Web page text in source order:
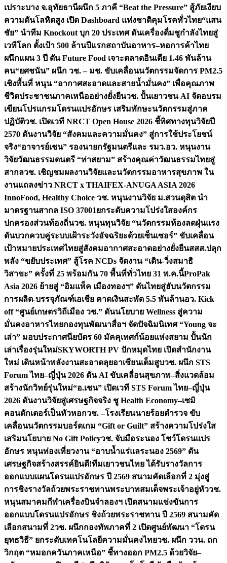
เปราะบาง จ.อุทัยธานีผนึก 5 ภาคี “Beat the Pressure” สู้ภัยเงียบ
ความดันโลหิตสูง เปิด Dashboard แห่งชาติคุมโรคทั่วไทย“แสน
ชัย” นำทีม Knockout บุก 20 ประเทศ ดันเครื่องดื่มชูกำลังไทยสู่
เวทีโลก ตั้งเป้า 500 ล้านปีแรกสถาบันอาหาร–หอการค้าไทย
ผนึกแผน 3 ปี ดัน Future Food เจาะตลาดอินเดีย 1.46 พันล้าน
คน“ยศชนัน” ผนึก วช. – มช. ขับเคลื่อนนวัตกรรมจัดการ PM2.5
เชิงพื้นที่ หนุน “อากาศสะอาดและสายน้ำมั่นคง” เพื่อคุณภาพ
ชีวิตประชาชนภาคเหนืออย่างยั่งยืนวช. ปั้นเยาวชน AI จัดอบรม
เขียนโปรแกรมโดรนแปรอักษร เสริมทักษะนวัตกรรมสู่ภาค
ปฏิบัติวช. เปิดเวที NRCT Open House 2026 ชี้ทิศทางทุนวิจัยปี
2570 ดันงานวิจัย “สังคมและความมั่นคง” สู่การใช้ประโยชน์
จริง“อาจารย์เชน” รองนายกรัฐมนตรีและ รมว.อว. หนุนงาน
วิจัยวัฒนธรรมดนตรี “ท่าสยาม” สร้างคุณค่าวัฒนธรรมไทยสู่
สากลวช. เชิญชมผลงานวิจัยและนวัตกรรมอาหารสุขภาพ ใน
งานแถลงข่าว NRCT x THAIFEX-ANUGA ASIA 2026
InnoFood, Healthy Choice วช. หนุนงานวิจัย ม.สวนดุสิต นำ
มาตรฐานสากล ISO 37001ยกระดับความโปร่งใสองค์กร
ปกครองส่วนท้องถิ่นวช. หนุนทุนวิจัย “นวัตกรรมห้องลดฝุ่นแรง
ดันบวกควบคู่ระบบเฝ้าระวังอัจฉริยะด้วยเซ็นเซอร์” ขับเคลื่อน
เป้าหมายประเทศไทยสู่สังคมอากาศสะอาดอย่างยั่งยืนสสส.ปลุก
พลัง “ขยับประเทศ” สู้โรค NCDs จัดงาน “เดิน-วิ่งสมาธิ
วิสาขะ” ครั้งที่ 25 พร้อมกัน 70 พื้นที่ทั่วไทย 31 พ.ค.นี้ProPak
Asia 2026 ย้ายสู่ “อิมแพ็ค เมืองทองฯ” ดันไทยสู่ฮับนวัตกรรม
การผลิต-บรรจุภัณฑ์เอเชีย คาดเงินสะพัด 5.5 พันล้านอว. Kick
off “ศูนย์เกษตรวิถีเมือง วช.” ดันนโยบาย Wellness สู่ความ
มั่นคงอาหารไทยกองทุนพัฒนาสื่อฯ จัดปัจฉิมนิเทศ “Young จะ
เล่า” มอบประกาศนียบัตร 60 มัคคุเทศก์น้อยแห่งสยาม ปั้นนัก
เล่าเรื่องรุ่นใหม่SKYWORTH PV ปักหมุดไทย เปิดสำนักงาน
ใหม่ เดินหน้าพลังงานสะอาดลุยอาเซียนเต็มสูบวช. ผนึก STS
Forum ไทย–ญี่ปุ่น 2026 ดัน AI ขับเคลื่อนสุขภาพ–สิ่งแวดล้อม
สร้างนักวิทย์รุ่นใหม่“อ.เชน” เปิดเวที STS Forum ไทย–ญี่ปุ่น
2026 ดันงานวิจัยสู่เศรษฐกิจจริง ชู Health Economy–เซมิ
คอนดักเตอร์เป็นหัวหอกวช. –โรงเรียนนายร้อยตำรวจ ขับ
เคลื่อนนวัตกรรมบอร์ดเกม “Gift or Guilt” สร้างความโปร่งใส
เสริมนโยบาย No Gift Policyวช. จับมือระนอง โชว์โดรนแปร
อักษร หนุนท่องเที่ยวงาน “อาบน้ำแร่แลระนอง 2569” ดัน
เศรษฐกิจสร้างสรรค์ยินดี!ทีมเยาวชนไทย ได้รับรางวัลการ
ออกแบบแผนโดรนแปรอักษร ปี 2569 สนามคัดเลือกที่ 2 มุ่งสู่
การชิงรางวัลถ้วยพระราชทานพระบาทสมเด็จพระเจ้าอยู่หัววช.
หนุนสมาคมกีฬาเครื่องบินจำลองฯ เปิดสนามแข่งขันการ
ออกแบบโดรนแปรอักษร ชิงถ้วยพระราชทาน ปี 2569 สนามคัด
เลือกสนามที่ 2วช. ผนึกกองทัพภาคที่ 2 เปิดศูนย์พัฒนา “โดรน
ยุทธวิธี” ยกระดับเทคโนโลยีความมั่นคงไทยวช. ผนึก ววน. ถก
วิกฤต “หมอกควันภาคเหนือ” ชี้ทางออก PM2.5 ด้วยวิจัย–